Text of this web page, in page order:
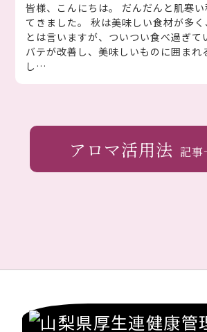
皆様、こんにちは。 だんだんと肌寒
てきました。 秋は美味しい食材が多く
とは言いますが、ついつい食べ過ぎて
バテが改善し、美味しいものに囲まれ
し…
アロマ活用法 記事